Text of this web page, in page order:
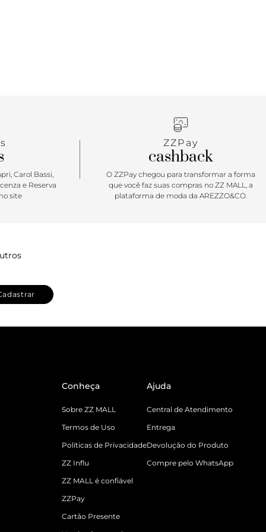
Carol Bassi,
e Reserva
site
ZZPay
cashback
O ZZPay chegou para transformar a forma
que você faz suas compras no ZZ MALL, a
plataforma de moda da AREZZO&CO.
Conheça
Sobre ZZ MALL
Termos de Uso
Políticas de Privacidade
ZZ Influ
ZZ MALL é confiável
ZZPay
Cartão Presente
Ajuda
Central de Atendimento
Entrega
Devolução do Produto
Compre pelo WhatsApp